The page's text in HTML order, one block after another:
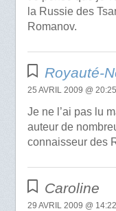
la Russie des
Romanov.
Royauté-
25 AVRIL 2009 @ 20:25
Je ne l’ai pas lu
auteur de
connaisseur des
Caroline
29 AVRIL 2009 @ 14:22